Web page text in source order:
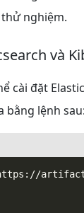
nghiệm.
và
cài đặt
bằng lệnh sau: